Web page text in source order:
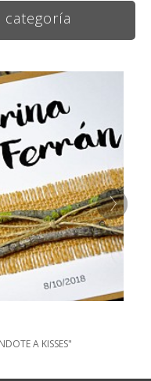
A KISSES"